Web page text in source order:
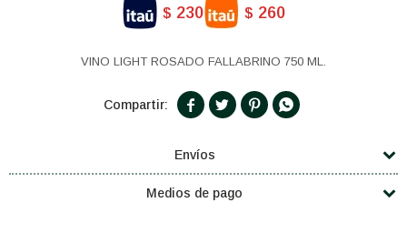
$ 230 $ 260
VINO LIGHT ROSADO FALLABRINO 750 ML.
   
Envíos
Medios de pago